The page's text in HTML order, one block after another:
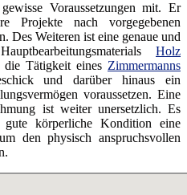
Voraussetzungen mit. Er
nach vorgegebenen
Des Weiteren ist eine genaue und
Holz
Tätigkeit eines Zimmermanns
und darüber hinaus ein
voraussetzen. Eine
ist weiter unersetzlich. Es
körperliche Kondition eine
den physisch anspruchsvollen